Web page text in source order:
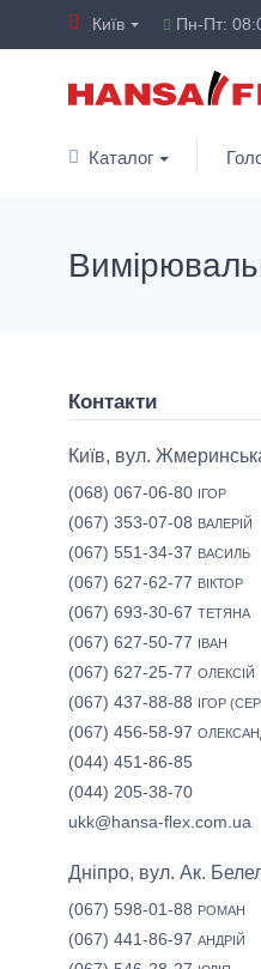
Київ Пн-Пт:
Каталог
Контакти
Київ, вул.
(068) 067-06-80 ІГОР
(067) 353-07-08 ВАЛЕРІЙ
(067) 551-34-37 ВАСИЛЬ
(067) 627-62-77 ВІКТОР
(067) 693-30-67 ТЕТЯНА
(067) 627-50-77 ІВАН
(067) 627-25-77 ОЛЕКСІЙ
(067) 437-88-88 ІГОР
(067) 456-58-97
(044) 451-86-85
(044) 205-38-70
ukk@hansa-flex.com.ua
Дніпро, вул. Ак.
(067) 598-01-88 РОМАН
(067) 441-86-97 АНДРІЙ